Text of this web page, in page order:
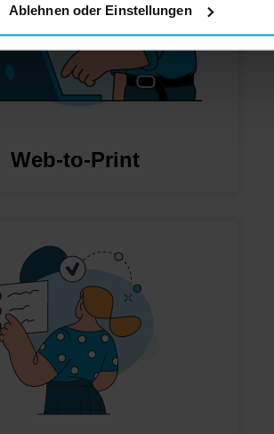
Ablehnen oder Einstellungen
Web-to-Print